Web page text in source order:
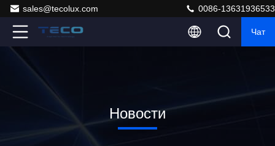
sales@tecolux.com 0086-13631936533
Чат
Новости